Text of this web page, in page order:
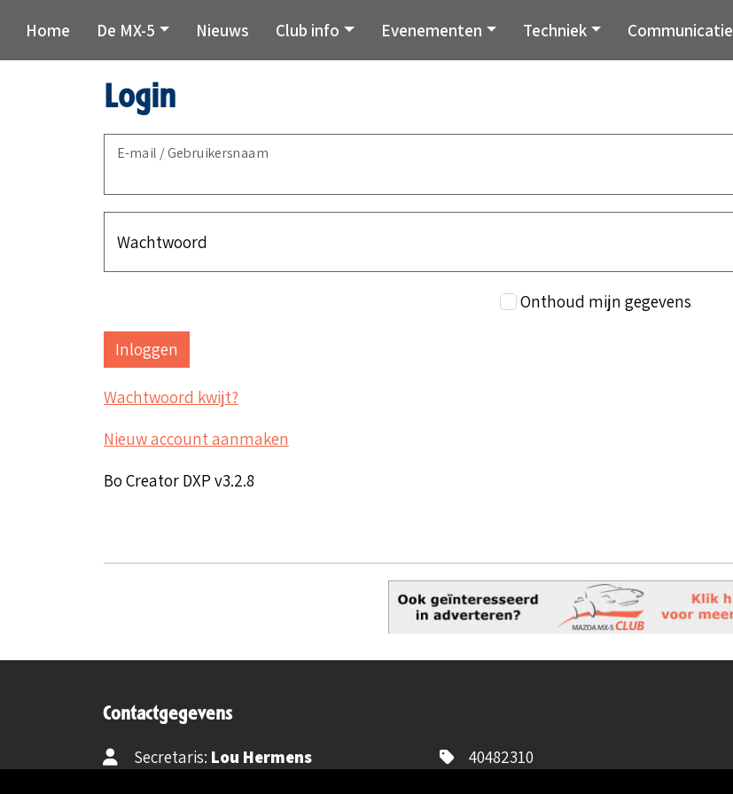
Home De MX-5 Nieuws Club info Evenementen Techniek Communicatie
Login
E-mail / Gebruikersnaam
Wachtwoord
Onthoud mijn gegevens
Wachtwoord kwijt?
Nieuw account aanmaken
Bo Creator DXP v3.2.8
Contactgegevens
Secretaris: Lou Hermens
40482310